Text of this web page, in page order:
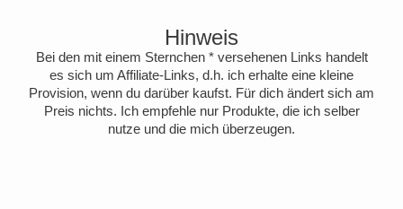
Hinweis
Bei den mit einem Sternchen * versehenen Links handelt
es sich um Affiliate-Links, d.h. ich erhalte eine kleine
Provision, wenn du darüber kaufst. Für dich ändert sich am
Preis nichts. Ich empfehle nur Produkte, die ich selber
nutze und die mich überzeugen.